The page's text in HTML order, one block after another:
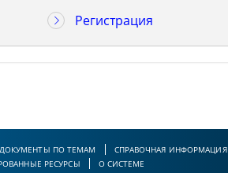
Регистрация
ДОКУМЕНТЫ ПО ТЕМАМ
СПРАВОЧНАЯ ИНФОРМАЦИЯ
РЕСУРСЫ
О СИСТЕМЕ